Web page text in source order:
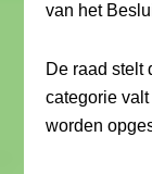
van het
De raad stelt
categorie
worden